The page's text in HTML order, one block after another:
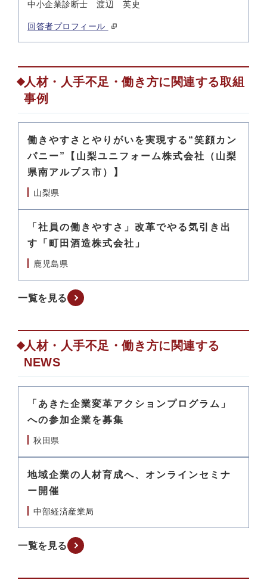
中小企業診断士 渡辺 英史
回答者プロフィール
人材・人手不足・働き方に関連する取組
事例
働きやすさとやりがいを実現する“笑顔カン
パニー”【山梨ユニフォーム株式会社（山梨
県南アルプス市）】
山梨県
「社員の働きやすさ」改革でやる気引き出
す「町田酒造株式会社」
鹿児島県
一覧を見る
人材・人手不足・働き方に関連する
NEWS
「あきた企業変革アクションプログラム」
への参加企業を募集
秋田県
地域企業の人材育成へ、オンラインセミナ
ー開催
中部経済産業局
一覧を見る